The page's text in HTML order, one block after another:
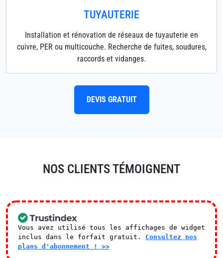
TUYAUTERIE
Installation et rénovation de réseaux de tuyauterie en
cuivre, PER ou multicouche. Recherche de fuites, soudures,
raccords et vidanges.
DEVIS GRATUIT
NOS CLIENTS TÉMOIGNENT
Vous avez utilisé tous les affichages de widget
inclus dans le forfait gratuit. Consultez nos
plans d'abonnement ! >>